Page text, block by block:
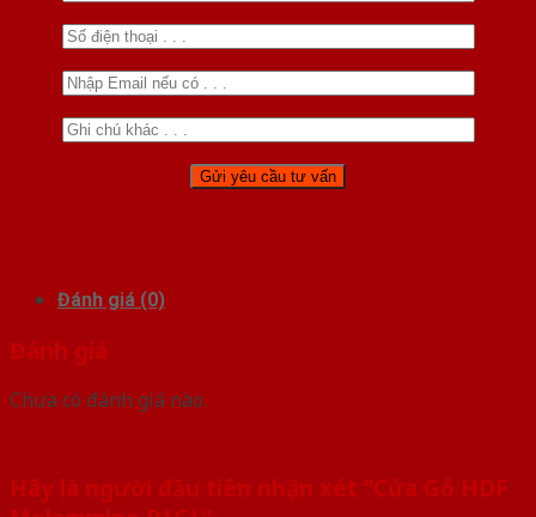
Đánh giá (0)
Đánh giá
Chưa có đánh giá nào.
Hãy là người đầu tiên nhận xét “Cửa Gỗ HDF